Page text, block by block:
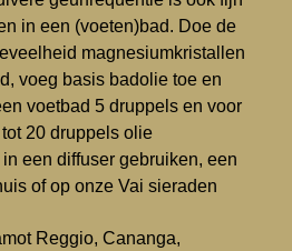
in een (voeten)bad. Doe de
magnesiumkristallen
voeg basis badolie toe en
voetbad 5 druppels en voor
20 druppels olie
een diffuser gebruiken, een
of op onze Vai sieraden
Reggio, Cananga,